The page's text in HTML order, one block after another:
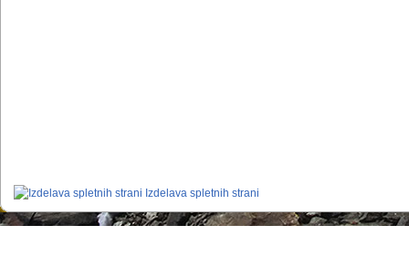
Izdelava spletnih strani